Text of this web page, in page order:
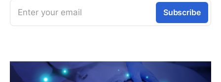
Enter your email Subscribe